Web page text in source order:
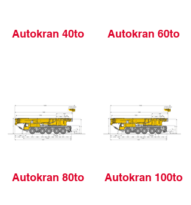
Autokran 40to Autokran 60to
Autokran 80to Autokran 100to